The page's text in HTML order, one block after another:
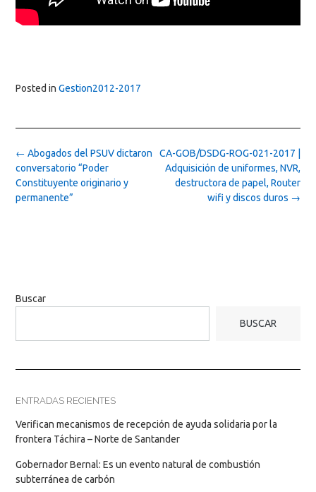
Posted in Gestion2012-2017
Post
navigation
CA-GOB/DSDG-ROG-021-2017 |
Adquisición de uniformes, NVR,
destructora de papel, Router
wifi y discos duros →
← Abogados del PSUV dictaron
conversatorio “Poder
Constituyente originario y
permanente”
Buscar
BUSCAR
ENTRADAS RECIENTES
Verifican mecanismos de recepción de ayuda solidaria por la
frontera Táchira – Norte de Santander
Gobernador Bernal: Es un evento natural de combustión
subterránea de carbón